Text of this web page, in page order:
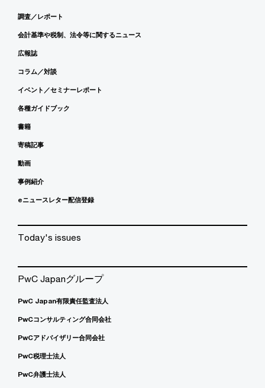
調査／レポート
会計基準や税制、法令等に関するニュース
広報誌
コラム／対談
イベント／セミナーレポート
各種ガイドブック
書籍
寄稿記事
動画
事例紹介
eニュースレター配信登録
Today's issues
PwC Japanグループ
PwC Japan有限責任監査法人
PwCコンサルティング合同会社
PwCアドバイザリー合同会社
PwC税理士法人
PwC弁護士法人